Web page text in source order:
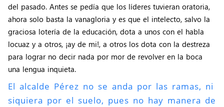
del pasado. Antes se pedía que los líderes tuvieran oratoria,
ahora solo basta la vanagloria y es que el intelecto, salvo la
graciosa lotería de la educación, dota a unos con el habla
locuaz y a otros, ¡ay de mi!, a otros los dota con la destreza
para lograr no decir nada por mor de revolver en la boca
una lengua inquieta.
El alcalde Pérez no se anda por las ramas, ni
siquiera por el suelo, pues no hay manera de